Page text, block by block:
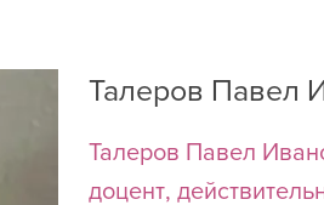
Талеров Павел
Талеров Павел
доцент,